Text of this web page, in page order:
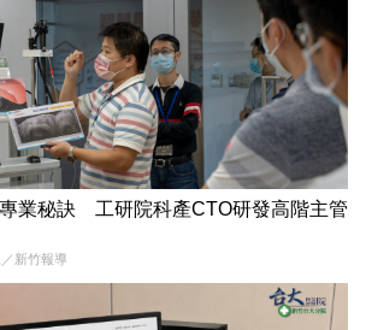
業秘訣 工研院科產CTO研發高階主管
新竹報導